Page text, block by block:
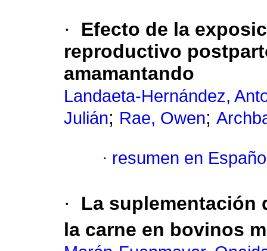
·
Efecto de la
reproductivo
amamantando
Landaeta-Hernández,
Julián; Rae, Owen;
· resumen en
·
La suplementación
la carne en bovinos